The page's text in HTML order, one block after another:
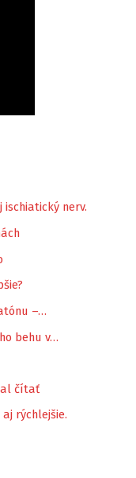
ischiatický nerv.
–…
behu v…
čítať
rýchlejšie.